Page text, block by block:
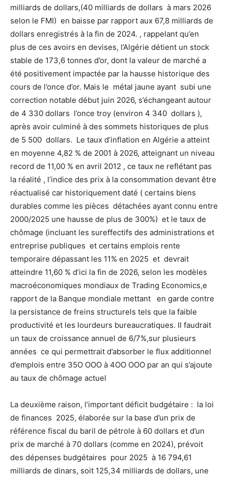
milliards de dollars,(40 milliards de dollars à mars 2026
selon le FMI) en baisse par rapport aux 67,8 milliards de
dollars enregistrés à la fin de 2024. , rappelant qu’en
plus de ces avoirs en devises, l’Algérie détient un stock
stable de 173,6 tonnes d’or, dont la valeur de marché a
été positivement impactée par la hausse historique des
cours de l’once d’or. Mais le métal jaune ayant subi une
correction notable début juin 2026, s’échangeant autour
de 4 330 dollars l’once troy (environ 4 340 dollars ),
après avoir culminé à des sommets historiques de plus
de 5 500 dollars. Le taux d’inflation en Algérie a atteint
en moyenne 4,82 % de 2001 à 2026, atteignant un niveau
record de 11,00 % en avril 2012 , ce taux ne reflétant pas
la réalité , l’indice des prix à la consommation devant être
réactualisé car historiquement daté ( certains biens
durables comme les pièces détachées ayant connu entre
2000/2025 une hausse de plus de 300%) et le taux de
chômage (incluant les sureffectifs des administrations et
entreprise publiques et certains emplois rente
temporaire dépassant les 11% en 2025 et devrait
atteindre 11,60 % d’ici la fin de 2026, selon les modèles
macroéconomiques mondiaux de Trading Economics,e
rapport de la Banque mondiale mettant en garde contre
la persistance de freins structurels tels que la faible
productivité et les lourdeurs bureaucratiques. Il faudrait
un taux de croissance annuel de 6/7%,sur plusieurs
années ce qui permettrait d’absorber le flux additionnel
d’emplois entre 35O OOO à 4OO OOO par an qui s’ajoute
au taux de chômage actuel
La deuxième raison, l’important déficit budgétaire : la loi
de finances 2025, élaborée sur la base d’un prix de
référence fiscal du baril de pétrole à 60 dollars et d’un
prix de marché à 70 dollars (comme en 2024), prévoit
des dépenses budgétaires pour 2025 à 16 794,61
milliards de dinars, soit 125,34 milliards de dollars, une